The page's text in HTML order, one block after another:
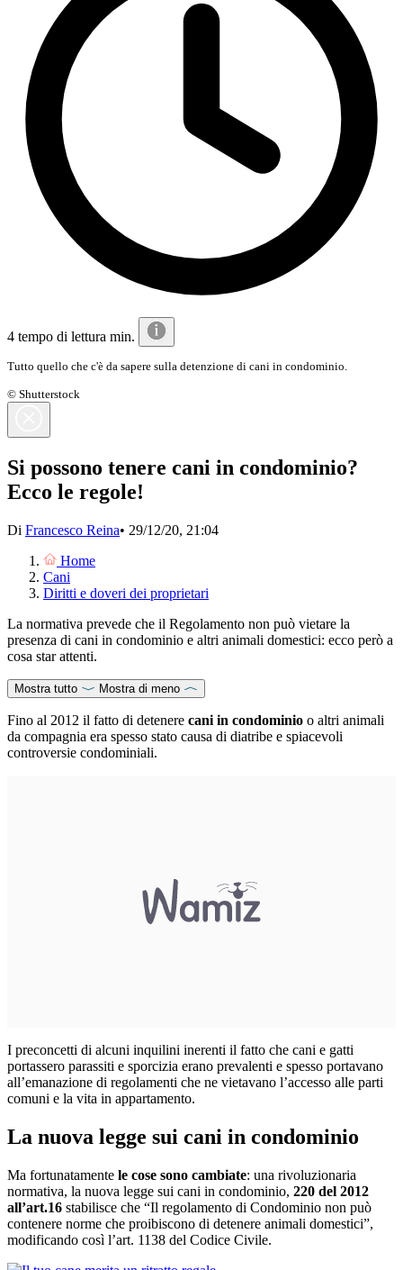
4 tempo di lettura min.
Tutto quello che c'è da sapere sulla detenzione di cani in condominio.
© Shutterstock
Si possono tenere cani in condominio?
Ecco le regole!
Di Francesco Reina• 29/12/20, 21:04
Home
Cani
Diritti e doveri dei proprietari
La normativa prevede che il Regolamento non può vietare la
presenza di cani in condominio e altri animali domestici: ecco però a
cosa star attenti.
Mostra tutto Mostra di meno
Fino al 2012 il fatto di detenere cani in condominio o altri animali
da compagnia era spesso stato causa di diatribe e spiacevoli
controversie condominiali.
I preconcetti di alcuni inquilini inerenti il fatto che cani e gatti
portassero parassiti e sporcizia erano prevalenti e spesso portavano
all’emanazione di regolamenti che ne vietavano l’accesso alle parti
comuni e la vita in appartamento.
La nuova legge sui cani in condominio
Ma fortunatamente le cose sono cambiate: una rivoluzionaria
normativa, la nuova legge sui cani in condominio, 220 del 2012
all’art.16 stabilisce che “Il regolamento di Condominio non può
contenere norme che proibiscono di detenere animali domestici”,
modificando così l’art. 1138 del Codice Civile.